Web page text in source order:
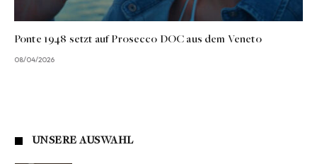
Ponte 1948 setzt auf Prosecco DOC aus dem Veneto
08/04/2026
UNSERE AUSWAHL